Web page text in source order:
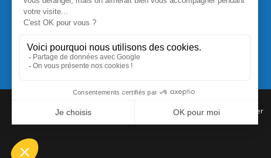
Commande Papier Qui sommes nous | Nous contacter